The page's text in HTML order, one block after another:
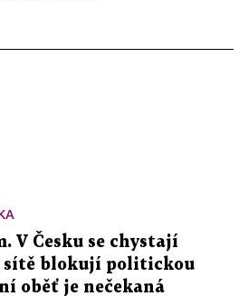
V Česku se chystají
sítě blokují politickou
oběť je nečekaná